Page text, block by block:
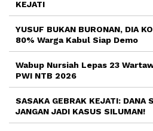
KEJATI
YUSUF BUKAN BURONAN, DIA
80% Warga Kabul Siap Demo
Wabup Nursiah Lepas 23
PWI NTB 2026
SASAKA GEBRAK KEJATI: DANA
JANGAN JADI KASUS SILUMAN!